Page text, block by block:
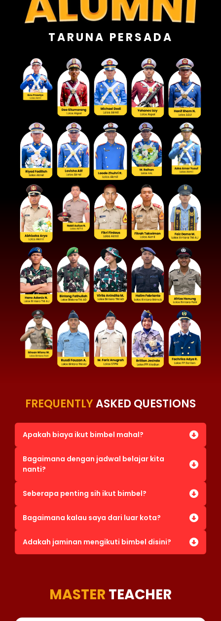
TARUNA PERSADA
FREQUENTLYASKED QUESTIONS
Apakah biaya ikut bimbel mahal?
Bagaimana dengan jadwal belajar kita
nanti?
Seberapa penting sih ikut bimbel?
Bagaimana kalau saya dari luar kota?
Adakah jaminan mengikuti bimbel disini?
MASTER TEACHER